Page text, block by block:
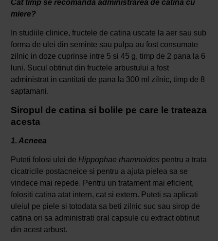
Cat timp se recomanda administrarea de catina cu
miere?
In studiile clinice, fructele de catina uscate la aer sau sub
forma de ulei din seminte sau pulpa au fost consumate
zilnic in doze cuprinse intre 5 si 45 g, timp de 2 pana la 6
luni. Sucul obtinut din fructele arbustului a fost
administrat in cantitati de pana la 300 ml zilnic, timp de 8
saptamani.
Siropul de catina si bolile pe care le trateaza
acesta
1. Acneea
Puteti folosi ulei de Hippophae rhamnoidespentru a trata
cicatricile postacneice si pentru a ajuta pielea sa se
vindece mai repede. Pentru un tratament mai eficient,
folositi catina atat intern, cat si extern. Puteti sa aplicati
uleiul pe piele si totodata sa beti zilnic suc sau sirop de
catina ori sa administrati oral capsule cu extract obtinut
din acest arbust.